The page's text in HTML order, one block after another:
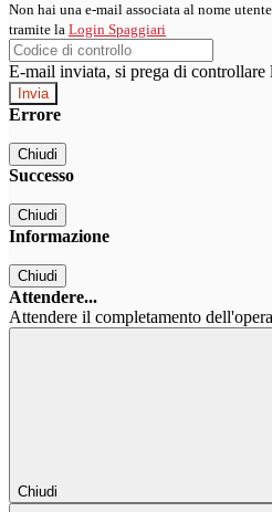
Non hai una e-mail associata al nome
tramite la Login Spaggiari
E-mail inviata, si prega di controllare
Errore
Chiudi
Successo
Chiudi
Informazione
Chiudi
Attendere...
Attendere il completamento
Chiudi